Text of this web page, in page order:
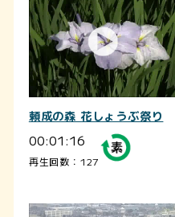
頼成の森 花しょうぶ祭り
00:01:16
再生回数：127